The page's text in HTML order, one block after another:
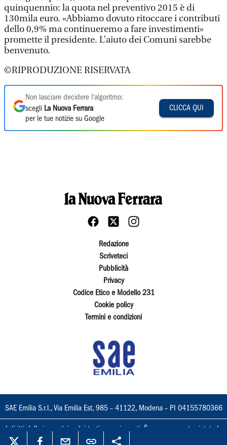
quinquennio: la quota nel preventivo 2015 è di
130mila euro. «Abbiamo dovuto ritoccare i contributi
dello 0,9% ma continueremo a fare investimenti»
promette il presidente. L’aiuto dei Comuni sarebbe
benvenuto.
©RIPRODUZIONE RISERVATA
Non lasciare decidere l'algoritmo:
scegli La Nuova Ferrara
per le tue notizie su Google
CLICCA QUI
Redazione
Scriveteci
Pubblicità
Privacy
Codice Etico e Modello 231
Cookie policy
Termini e condizioni
SAE Emilia S.r.l., Via Emilia Est, 985 – 41122, Modena – PI 04155780366
I diritti delle immagini e dei testi sono riservati. È espressamente vietata la
loro riproduzione con qualsiasi mezzo e l'adattamento totale o parziale.